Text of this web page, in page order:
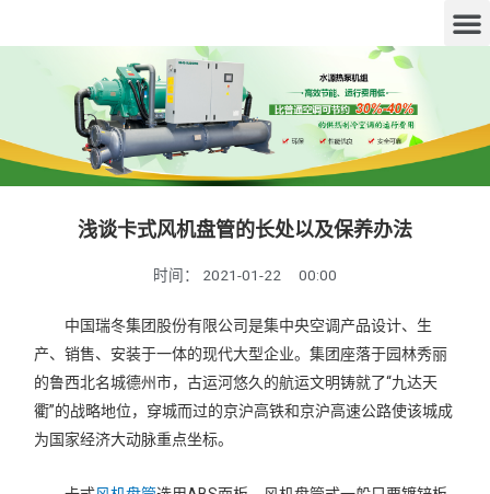
浅谈卡式风机盘管的长处以及保养办法
时间： 2021-01-22 00:00
中国瑞冬集团股份有限公司是集中央空调产品设计、生
产、销售、安装于一体的现代大型企业。集团座落于园林秀丽
的鲁西北名城德州市，古运河悠久的航运文明铸就了“九达天
衢”的战略地位，穿城而过的京沪高铁和京沪高速公路使该城成
为国家经济大动脉重点坐标。